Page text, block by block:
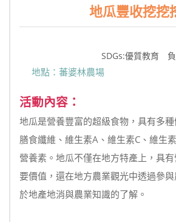
地瓜豐收挖挖
SDGs:優質教育
地點：蕃婆林農場
活動內容：
地瓜是營養豐富的超級食物，具有多
膳食纖維、維生素A、維生素C、維生
營養素。地瓜不僅在地方特產上，具
要價值，還在地方農業觀光中透過參
於地產地消與農業知識的了解。